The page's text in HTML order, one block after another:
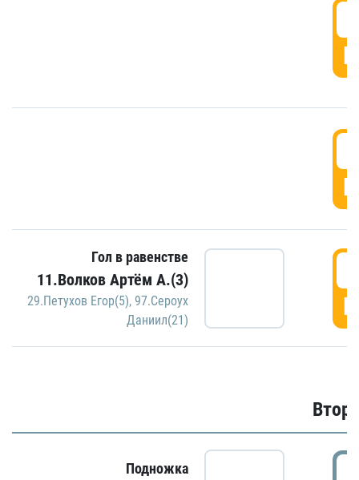
Гол в равенстве
11.Волков Артём А.(3)
29.Петухов Егор(5), 97.Сероух
Даниил(21)
Подножка